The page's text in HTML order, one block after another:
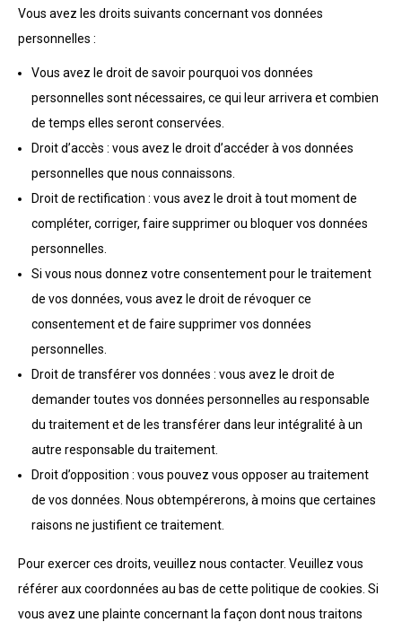
Vous avez les droits suivants concernant vos données
personnelles :
Vous avez le droit de savoir pourquoi vos données
personnelles sont nécessaires, ce qui leur arrivera et combien
de temps elles seront conservées.
Droit d’accès : vous avez le droit d’accéder à vos données
personnelles que nous connaissons.
Droit de rectification : vous avez le droit à tout moment de
compléter, corriger, faire supprimer ou bloquer vos données
personnelles.
Si vous nous donnez votre consentement pour le traitement
de vos données, vous avez le droit de révoquer ce
consentement et de faire supprimer vos données
personnelles.
Droit de transférer vos données : vous avez le droit de
demander toutes vos données personnelles au responsable
du traitement et de les transférer dans leur intégralité à un
autre responsable du traitement.
Droit d’opposition : vous pouvez vous opposer au traitement
de vos données. Nous obtempérerons, à moins que certaines
raisons ne justifient ce traitement.
Pour exercer ces droits, veuillez nous contacter. Veuillez vous
référer aux coordonnées au bas de cette politique de cookies. Si
vous avez une plainte concernant la façon dont nous traitons